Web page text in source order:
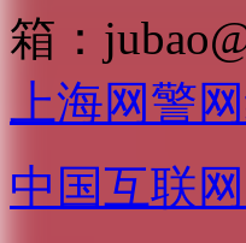
箱：
上海网警
中国互联网